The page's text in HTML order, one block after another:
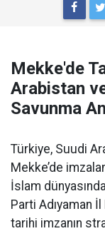
Mekke'de
Arabistan
Savunma
Türkiye, Suudi
Mekke’de
İslam
Parti Adıyaman
tarihi imzanın